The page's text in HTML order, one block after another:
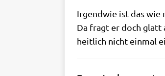
Irgend­wie ist das wie
Da fragt er doch glatt
heit­lich nicht ein­mal